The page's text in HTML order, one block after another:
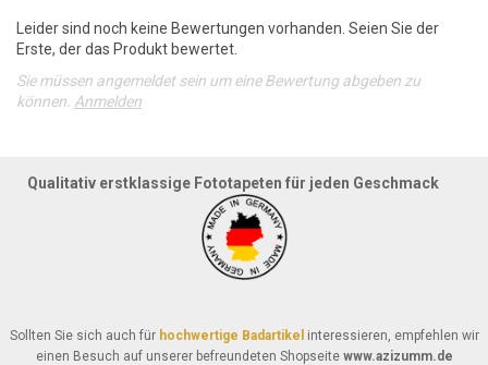
Leider sind noch keine Bewertungen vorhanden. Seien Sie der
Erste, der das Produkt bewertet.
Sie müssen angemeldet sein um eine Bewertung abgeben zu
können. Anmelden
Qualitativ erstklassige Fototapeten für jeden Geschmack
Sollten Sie sich auch für hochwertige Badartikel interessieren, empfehlen wir
einen Besuch auf unserer befreundeten Shopseite www.azizumm.de